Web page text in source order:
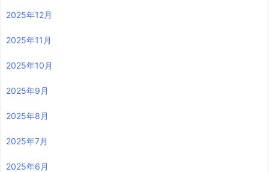
2025年12月
2025年11月
2025年10月
2025年9月
2025年8月
2025年7月
2025年6月